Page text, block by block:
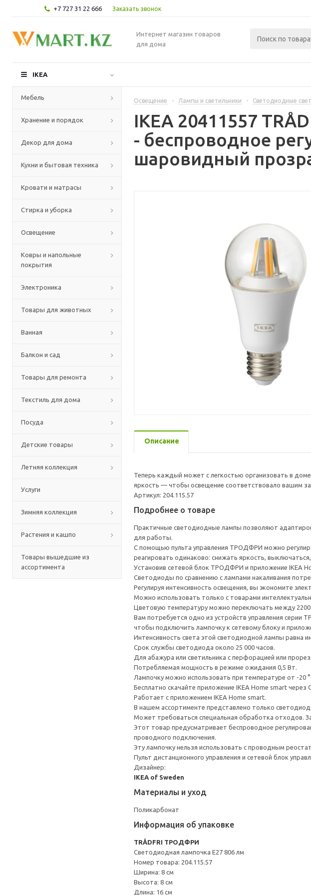
+7 727 31 22 666 Заказать звонок
Интернет магазин товаров
для дома
IKEA
Мебель
Хранение и порядок
Декор для дома
Кухни и бытовая техника
Кровати и матрасы
Стирка и уборка
Освещение
Ковры и напольные
покрытия
Электроника
Товары для животных
Ванная
Балкон и сад
Товары для ремонта
Текстиль для дома
Посуда
Детские товары
Летняя коллекция
Услуги
Зимняя коллекция
Растения и кашпо
Товары вышедшие из
ассортимента
Освещение - Лампы и светильники - Светодиодные
IKEA 20411557
- беспроводное
шаровидный
Описание
Теперь каждый может с легкостью организовать в
яркость — чтобы освещение соответствовало вашим
Артикул: 204.115.57
Подробнее о товаре
Практичные светодиодные лампы позволяют
для работы.
С помощью пульта управления ТРОДФРИ можно
реагировать одинаково: снижать яркость,
Установив сетевой блок ТРОДФРИ и приложение IKEA
Светодиоды по сравнению с лампами накаливания
Регулируя интенсивность освещения, вы экономите
Можно использовать только с товарами
Цветовую температуру можно переключать между 2200
Вам потребуется одно из устройств управления серии
чтобы подключить лампочку к сетевому блоку и
Интенсивность света этой светодиодной лампы равна
Срок службы светодиода около 25 000 часов.
Для абажура или светильника с перфорацией или
Потребляемая мощность в режиме ожидания 0,5 Вт.
Лампочку можно использовать при температуре от -20
Бесплатно скачайте приложение IKEA Home smart
Работает с приложением IKEA Home smart.
В нашем ассортименте представлено только
Может требоваться специальная обработка отходов.
Этот товар предусматривает беспроводное
проводного подключения.
Эту лампочку нельзя использовать с проводным
Пульт дистанционного управления и сетевой блок
Дизайнер:
IKEA of Sweden
Материалы и уход
Поликарбонат
Информация об упаковке
TRÅDFRI ТРОДФРИ
Светодиодная лампочка E27 806 лм
Номер товара: 204.115.57
Ширина: 8 см
Высота: 8 см
Длина: 16 см